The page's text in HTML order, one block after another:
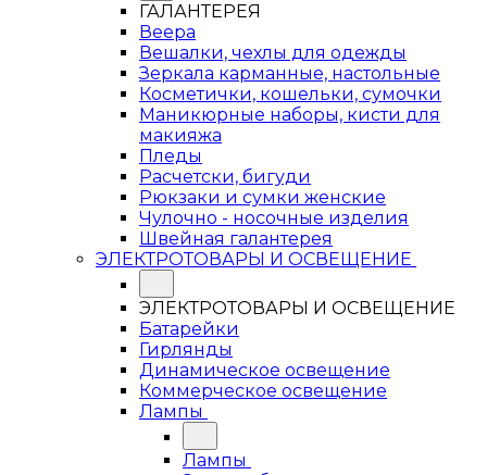
ГАЛАНТЕРЕЯ
Веера
Вешалки, чехлы для одежды
Зеркала карманные, настольные
Косметички, кошельки, сумочки
Маникюрные наборы, кисти для
макияжа
Пледы
Расчетски, бигуди
Рюкзаки и сумки женские
Чулочно - носочные изделия
Швейная галантерея
ЭЛЕКТРОТОВАРЫ И ОСВЕЩЕНИЕ
ЭЛЕКТРОТОВАРЫ И ОСВЕЩЕНИЕ
Батарейки
Гирлянды
Динамическое освещение
Коммерческое освещение
Лампы
Лампы